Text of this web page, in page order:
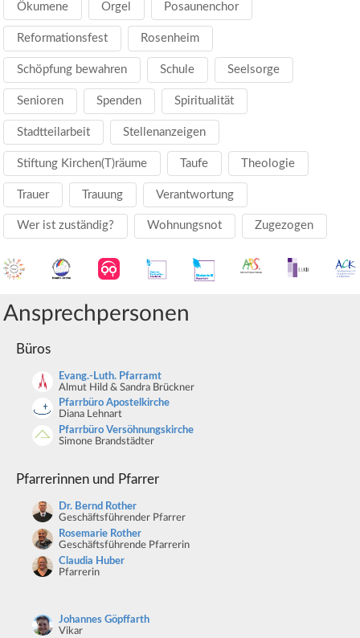
Ökumene Orgel Posaunenchor
Reformationsfest Rosenheim
Schöpfung bewahren Schule Seelsorge
Senioren Spenden Spiritualität
Stadtteilarbeit Stellenanzeigen
Stiftung Kirchen(T)räume Taufe Theologie
Trauer Trauung Verantwortung
Wer ist zuständig? Wohnungsnot Zugezogen
Ansprechpersonen
Büros
Evang.-Luth. Pfarramt
Almut Hild & Sandra Brückner
Pfarrbüro Apostelkirche
Diana Lehnart
Pfarrbüro Versöhnungskirche
Simone Brandstädter
Pfarrerinnen und Pfarrer
Dr. Bernd Rother
Geschäftsführender Pfarrer
Rosemarie Rother
Geschäftsführende Pfarrerin
Claudia Huber
Pfarrerin
Johannes Göpffarth
Vikar